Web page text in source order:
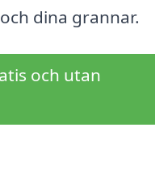
dina grannar.
och utan